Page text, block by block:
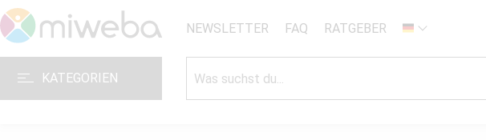
NEWSLETTER FAQ RATGEBER DE
KATEGORIEN